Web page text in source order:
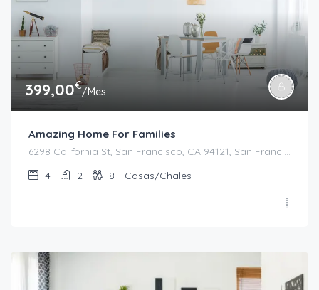
399,00€/Mes
Amazing Home For Families
6298 California St, San Francisco, CA 94121, San Francisco
4
2 8 Casas/Chalés